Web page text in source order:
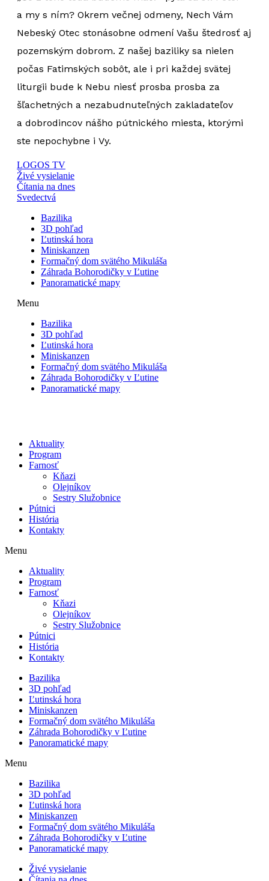
a my s ním? Okrem večnej odmeny, Nech Vám
Nebeský Otec stonásobne odmení Vašu štedrosť aj
pozemským dobrom. Z našej baziliky sa nielen
počas Fatimských sobôt, ale i pri každej svätej
liturgii bude k Nebu niesť prosba prosba za
šľachetných a nezabudnuteľných zakladateľov
a dobrodincov nášho pútnického miesta, ktorými
ste nepochybne i Vy.
LOGOS TV
Živé vysielanie
Čítania na dnes
Svedectvá
Bazilika
3D pohľad
Ľutinská hora
Miniskanzen
Formačný dom svätého Mikuláša
Záhrada Bohorodičky v Ľutine
Panoramatické mapy
Menu
Bazilika
3D pohľad
Ľutinská hora
Miniskanzen
Formačný dom svätého Mikuláša
Záhrada Bohorodičky v Ľutine
Panoramatické mapy
Aktuality
Program
Farnosť
Kňazi
Olejníkov
Sestry Služobnice
Pútnici
História
Kontakty
Menu
Aktuality
Program
Farnosť
Kňazi
Olejníkov
Sestry Služobnice
Pútnici
História
Kontakty
Bazilika
3D pohľad
Ľutinská hora
Miniskanzen
Formačný dom svätého Mikuláša
Záhrada Bohorodičky v Ľutine
Panoramatické mapy
Menu
Bazilika
3D pohľad
Ľutinská hora
Miniskanzen
Formačný dom svätého Mikuláša
Záhrada Bohorodičky v Ľutine
Panoramatické mapy
Živé vysielanie